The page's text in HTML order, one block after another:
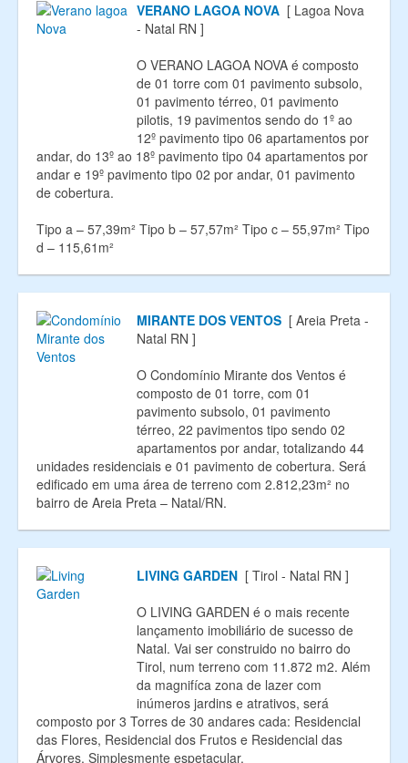
VERANO LAGOA NOVA [ Lagoa Nova
- Natal RN ]
O VERANO LAGOA NOVA é composto
de 01 torre com 01 pavimento subsolo,
01 pavimento térreo, 01 pavimento
pilotis, 19 pavimentos sendo do 1º ao
12º pavimento tipo 06 apartamentos por
andar, do 13º ao 18º pavimento tipo 04 apartamentos por
andar e 19º pavimento tipo 02 por andar, 01 pavimento
de cobertura.
Tipo a – 57,39m² Tipo b – 57,57m² Tipo c – 55,97m² Tipo
d – 115,61m²
MIRANTE DOS VENTOS [ Areia Preta -
Natal RN ]
O Condomínio Mirante dos Ventos é
composto de 01 torre, com 01
pavimento subsolo, 01 pavimento
térreo, 22 pavimentos tipo sendo 02
apartamentos por andar, totalizando 44
unidades residenciais e 01 pavimento de cobertura. Será
edificado em uma área de terreno com 2.812,23m² no
bairro de Areia Preta – Natal/RN.
LIVING GARDEN [ Tirol - Natal RN ]
O LIVING GARDEN é o mais recente
lançamento imobiliário de sucesso de
Natal. Vai ser construido no bairro do
Tirol, num terreno com 11.872 m2. Além
da magnifíca zona de lazer com
inúmeros jardins e atrativos, será
composto por 3 Torres de 30 andares cada: Residencial
das Flores, Residencial dos Frutos e Residencial das
Árvores. Simplesmente espetacular.